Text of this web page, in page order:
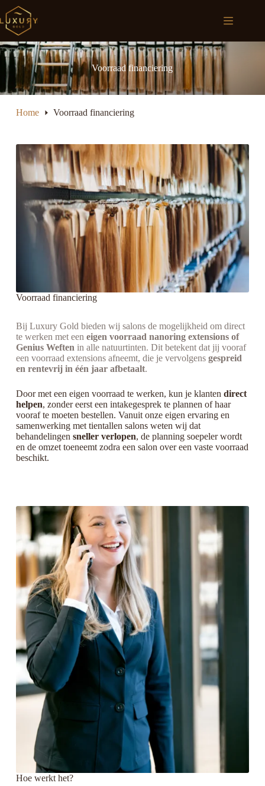
naar
de
inhoud
Winkelwagen
Voorraad financiering
Home Voorraad financiering
Voorraad financiering
Bij Luxury Gold bieden wij salons de mogelijkheid om direct
te werken met een eigen voorraad nanoring extensions of
Genius Weften in alle natuurtinten. Dit betekent dat jij vooraf
een voorraad extensions afneemt, die je vervolgens gespreid
en rentevrij in één jaar afbetaalt.
Door met een eigen voorraad te werken, kun je klanten direct
helpen, zonder eerst een intakegesprek te plannen of haar
vooraf te moeten bestellen. Vanuit onze eigen ervaring en
samenwerking met tientallen salons weten wij dat
behandelingen sneller verlopen, de planning soepeler wordt
en de omzet toeneemt zodra een salon over een vaste voorraad
beschikt.
Hoe werkt het?